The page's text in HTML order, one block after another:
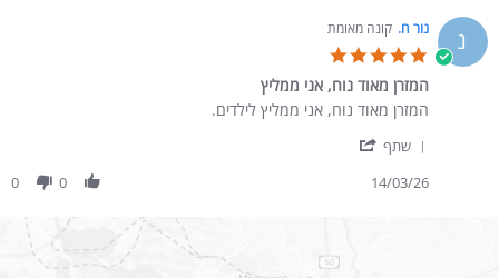
נ נור ח. קונה מאומת
המזרן מאוד נוח, אני ממליץ
Review by נור ח. on 14 Mar 2026
review stating המזרן מאוד נוח, אני ממליץ
המזרן מאוד נוח, אני ממליץ לילדים.
שתף
14/03/26
0
0